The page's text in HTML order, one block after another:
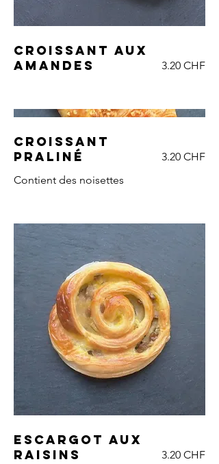
Croissant aux
amandes
3.20 CHF
Croissant
praliné
Contient des noisettes
3.20 CHF
Escargot aux
raisins
3.20 CHF